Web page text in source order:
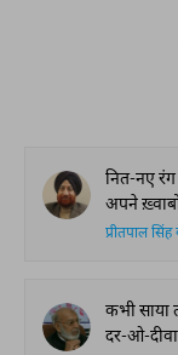
नित-नए
अपने
प्रीतपाल
कभी साया
दर-ओ-